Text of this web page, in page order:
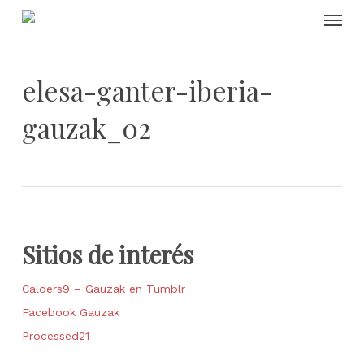
Skip
elesa-ganter-iberia-
gauzak_02
Sitios de interés
Calders9 – Gauzak en Tumblr
Facebook Gauzak
Processed21